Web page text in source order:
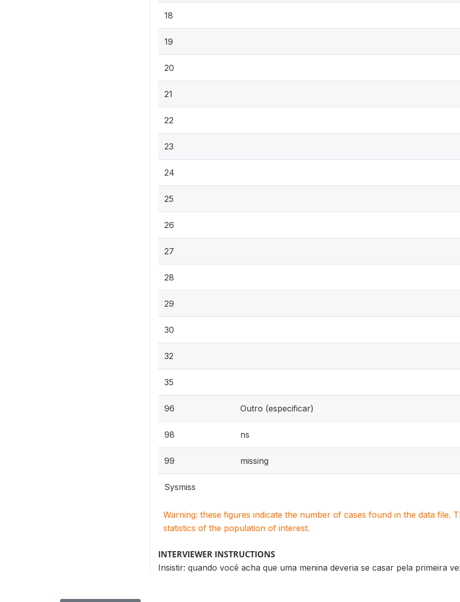
18
19
20
21
22
23
24
25
26
27
28
29
30
32
35
96 Outro (especificar)
98 ns
99 missing
Sysmiss
Warning: these figures indicate the number of cases found in the data file.
statistics of the population of interest.
INTERVIEWER INSTRUCTIONS
Insistir: quando você acha que uma menina deveria se casar pela primeira